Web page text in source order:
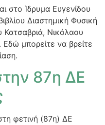
στο Ίδρυμα Ευγενίδου
Διαστημική Φυσική
Νικόλαου
μπορείτε να βρείτε
87η ΔΕ
φετινή (87η) ΔΕ